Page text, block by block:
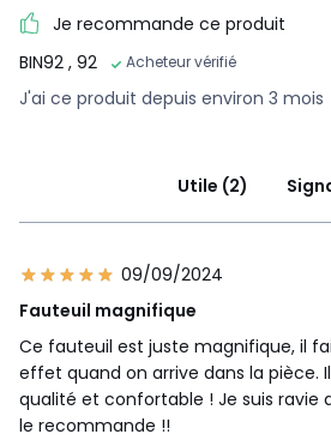
Je recommande ce produit
BIN92 , 92 Acheteur vérifié
J'ai ce produit depuis environ 3 mois
Utile (2)
09/09/2024
Fauteuil magnifique
Ce fauteuil est juste magnifique, il
effet quand on arrive dans la pièce.
qualité et confortable ! Je suis ravie
le recommande !!